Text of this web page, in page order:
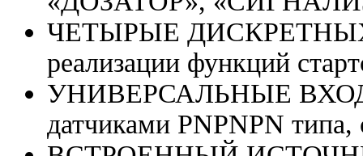
ЧЕТЫРЫЕ ДИСКРЕТНЫХ
реализации функций
УНИВЕРСАЛЬНЫЕ
датчиками PNPNPN